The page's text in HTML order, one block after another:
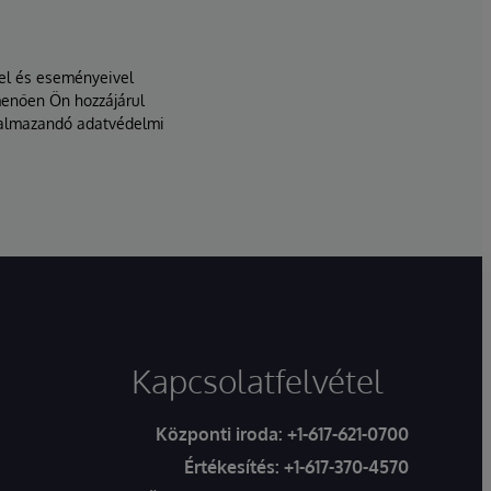
és eseményeivel
Ön hozzájárul
adatvédelmi
Kapcsolatfelvétel
Központi iroda: +1-617-621-0700
Értékesítés: +1-617-370-4570